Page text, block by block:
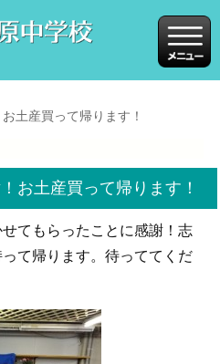
土産買って帰ります！
お土産買って帰ります！
てもらったことに感謝！志
て帰ります。待っててくだ